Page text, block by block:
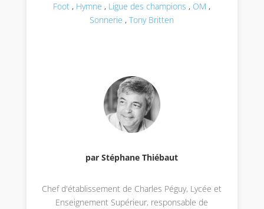
Foot , Hymne , Ligue des champions , OM ,
Sonnerie ,Tony Britten
par Stéphane Thiébaut
Chef d'établissement de Charles Péguy, Lycée et
Enseignement Supérieur, responsable de